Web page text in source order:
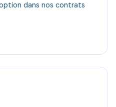
dans nos contrats